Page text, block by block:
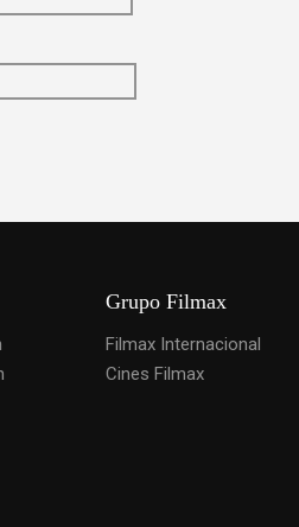
Grupo Filmax
Filmax Internacional
Cines Filmax